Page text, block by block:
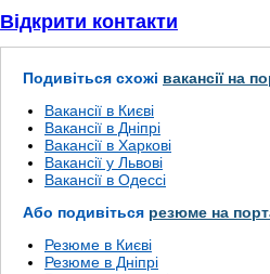
Відкрити контакти
Подивіться схожі вакансії на
Вакансії в Києві
Вакансії в Дніпрі
Вакансії в Харкові
Вакансії у Львові
Вакансії в Одессі
Або подивіться резюме на
Резюме в Києві
Резюме в Дніпрі